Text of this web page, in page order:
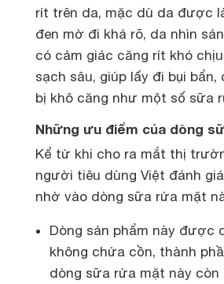
rít trên da, mặc dù da được
đen mờ đi khá rõ, da nhìn
có cảm giác căng rít khó
sạch sâu, giúp lấy đi bụi
bị khô căng như một số sữa
Những ưu điểm của dòng
Kể từ khi cho ra mắt thị
người tiêu dùng Việt đánh
nhờ vào dòng sữa rửa mặt
Dòng sản phẩm này được
không chứa cồn, thành
dòng sữa rửa mặt này